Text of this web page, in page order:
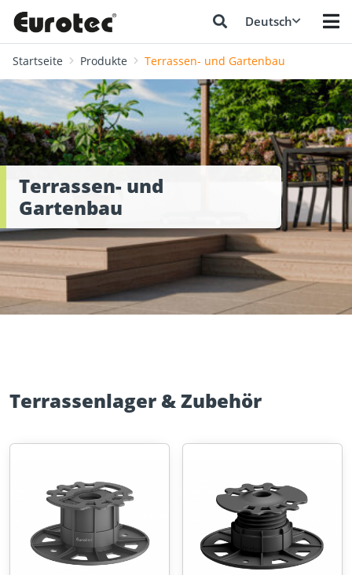
Deutsch
Startseite Produkte Terrassen- und Gartenbau
Terrassen- und
Gartenbau
Terrassenlager & Zubehör